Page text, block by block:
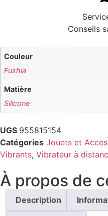
Conseils
Couleur
Fushia
Matière
Silicone
UGS 955815154
Catégories Jouets et
Vibrants, Vibrateur à
À propos de
Description